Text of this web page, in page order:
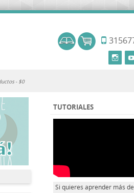
$0
TUTORIALES
Si quieres aprender más de